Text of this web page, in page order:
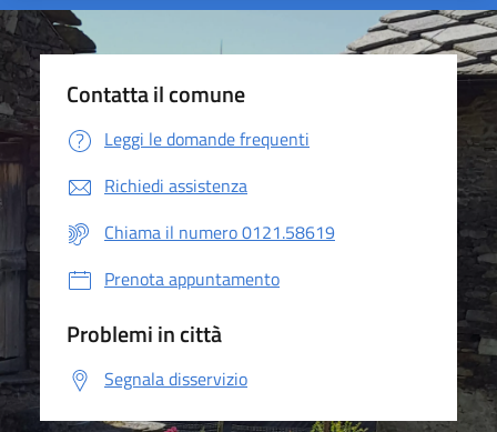
Contatta il comune
Leggi le domande frequenti
Richiedi assistenza
Chiama il numero 0121.58619
Prenota appuntamento
Problemi in città
Segnala disservizio